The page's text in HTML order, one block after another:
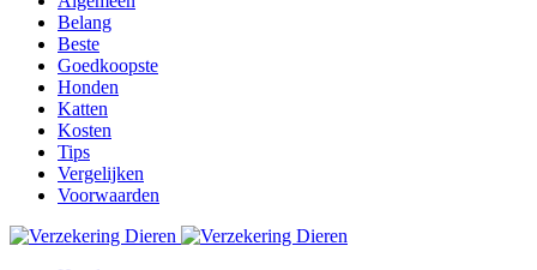
Belang
Beste
Goedkoopste
Honden
Katten
Kosten
Tips
Vergelijken
Voorwaarden